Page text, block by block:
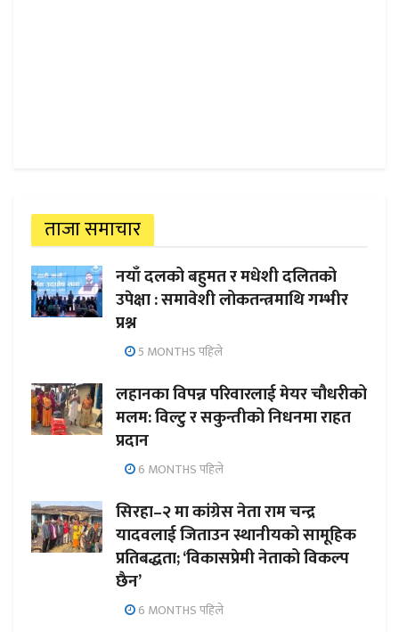
ताजा समाचार
नयाँ दलको बहुमत र मधेशी दलितको
उपेक्षा : समावेशी लोकतन्त्रमाथि गम्भीर
प्रश्न
5 MONTHS पहिले
लहानका विपन्न परिवारलाई मेयर चौधरीको
मलम: विल्टु र सकुन्तीको निधनमा राहत
प्रदान
6 MONTHS पहिले
सिरहा–२ मा कांग्रेस नेता राम चन्द्र
यादवलाई जिताउन स्थानीयको सामूहिक
प्रतिबद्धता; ‘विकासप्रेमी नेताको विकल्प
छैन’
6 MONTHS पहिले